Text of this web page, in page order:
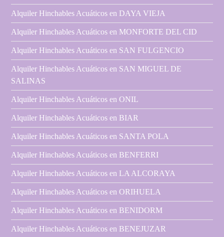
Alquiler Hinchables Acuáticos en DAYA VIEJA
Alquiler Hinchables Acuáticos en MONFORTE DEL CID
Alquiler Hinchables Acuáticos en SAN FULGENCIO
Alquiler Hinchables Acuáticos en SAN MIGUEL DE
SALINAS
Alquiler Hinchables Acuáticos en ONIL
Alquiler Hinchables Acuáticos en BIAR
Alquiler Hinchables Acuáticos en SANTA POLA
Alquiler Hinchables Acuáticos en BENFERRI
Alquiler Hinchables Acuáticos en LA ALCORAYA
Alquiler Hinchables Acuáticos en ORIHUELA
Alquiler Hinchables Acuáticos en BENIDORM
Alquiler Hinchables Acuáticos en BENEJUZAR